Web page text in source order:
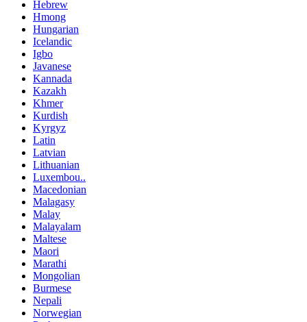
Hebrew
Hmong
Hungarian
Icelandic
Igbo
Javanese
Kannada
Kazakh
Khmer
Kurdish
Kyrgyz
Latin
Latvian
Lithuanian
Luxembou..
Macedonian
Malagasy
Malay
Malayalam
Maltese
Maori
Marathi
Mongolian
Burmese
Nepali
Norwegian